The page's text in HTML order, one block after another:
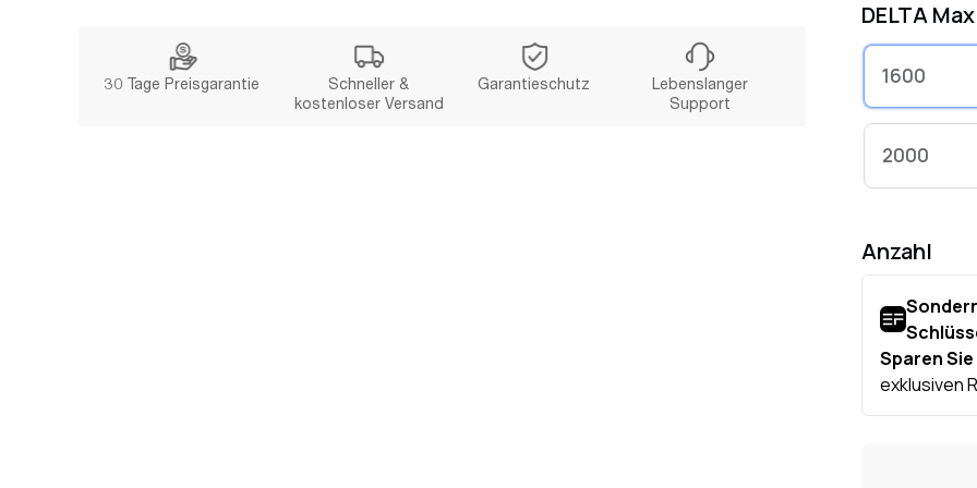
30 Tage Preisgarantie
Schneller &
kostenloser Versand
Garantieschutz
Lebenslanger
Support
Versorgen
einem
Trockner
oder Max
DELTA
1600
2000
Anzahl